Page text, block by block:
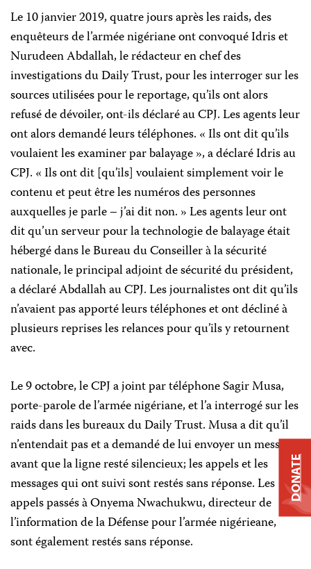
Le 10 janvier 2019, quatre jours après les raids, des
enquêteurs de l’armée nigériane ont convoqué Idris et
Nurudeen Abdallah, le rédacteur en chef des
investigations du Daily Trust, pour les interroger sur les
sources utilisées pour le reportage, qu’ils ont alors
refusé de dévoiler, ont-ils déclaré au CPJ. Les agents leur
ont alors demandé leurs téléphones. « Ils ont dit qu’ils
voulaient les examiner par balayage », a déclaré Idris au
CPJ. « Ils ont dit [qu’ils] voulaient simplement voir le
contenu et peut être les numéros des personnes
auxquelles je parle – j’ai dit non. » Les agents leur ont
dit qu’un serveur pour la technologie de balayage était
hébergé dans le Bureau du Conseiller à la sécurité
nationale, le principal adjoint de sécurité du président,
a déclaré Abdallah au CPJ. Les journalistes ont dit qu’ils
n’avaient pas apporté leurs téléphones et ont décliné à
plusieurs reprises les relances pour qu’ils y retournent
avec.
Le 9 octobre, le CPJ a joint par téléphone Sagir Musa,
porte-parole de l’armée nigériane, et l’a interrogé sur les
raids dans les bureaux du Daily Trust. Musa a dit qu’il
n’entendait pas et a demandé de lui envoyer un message
avant que la ligne resté silencieux; les appels et les
messages qui ont suivi sont restés sans réponse. Les
appels passés à Onyema Nwachukwu, directeur de
l’information de la Défense pour l’armée nigérieane,
sont également restés sans réponse.
DONATE